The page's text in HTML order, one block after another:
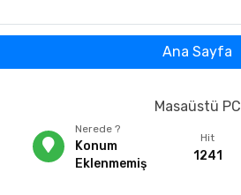
Ana Sayfa
Masaüstü PC
Nerede ?
Konum
Eklenmemiş
Hit
1241